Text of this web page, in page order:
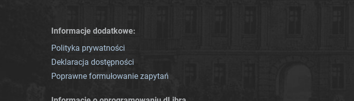
Informacje dodatkowe:
Polityka prywatności
Deklaracja dostępności
Poprawne formułowanie zapytań